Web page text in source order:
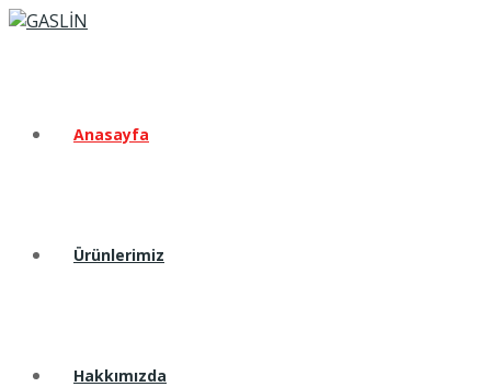
Anasayfa
Ürünlerimiz
Hakkımızda